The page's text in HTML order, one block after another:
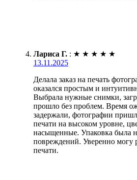
Лариса Г. : ★ ★ ★ ★ ★
13.11.2025
Делала заказ на печать
оказался простым и
Выбрала нужные снимки,
прошло без проблем. Время
задержали, фотографии
печати на высоком уровне,
насыщенные. Упаковка была
повреждений. Уверенно могу
печати.